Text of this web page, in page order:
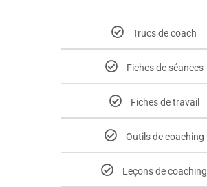
Trucs de coach
Fiches de séances
Fiches de travail
Outils de coaching
Leçons de coaching